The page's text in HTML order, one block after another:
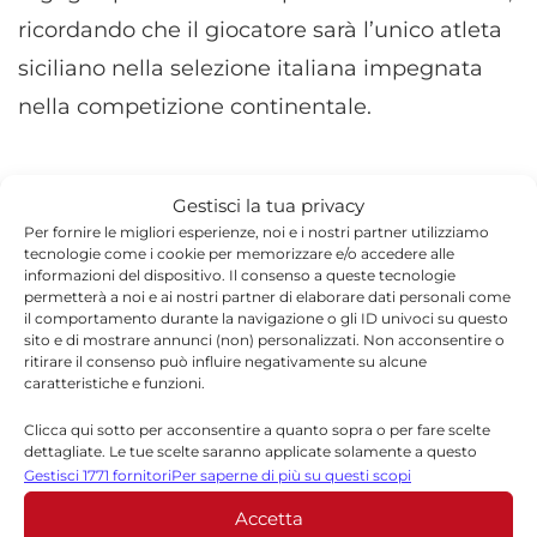
Gestisci la tua privacy
Per fornire le migliori esperienze, noi e i nostri partner utilizziamo
tecnologie come i cookie per memorizzare e/o accedere alle
informazioni del dispositivo. Il consenso a queste tecnologie
permetterà a noi e ai nostri partner di elaborare dati personali come
il comportamento durante la navigazione o gli ID univoci su questo
sito e di mostrare annunci (non) personalizzati. Non acconsentire o
ritirare il consenso può influire negativamente su alcune
caratteristiche e funzioni.
Clicca qui sotto per acconsentire a quanto sopra o per fare scelte
dettagliate. Le tue scelte saranno applicate solamente a questo
sito. È possibile modificare le impostazioni in qualsiasi momento,
compreso il ritiro del consenso, utilizzando i pulsanti della Cookie
Policy o cliccando sul pulsante di gestione del consenso nella parte
Gestisci 1771 fornitoriPer saperne di più su questi scopi
Accetta
ricordando che il giocatore sarà l’unico atleta
siciliano nella selezione italiana impegnata
nella competizione continentale.
TORNA IN SPORT
Felicia Rinzo
Felicia Rinzo è giornalista e blogger con oltre 15